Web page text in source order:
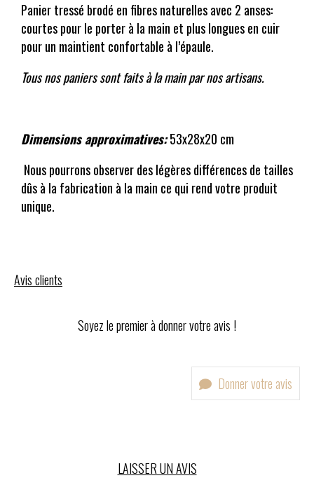
Panier tressé brodé en fibres naturelles avec 2 anses:
courtes pour le porter à la main et plus longues en cuir
pour un maintient confortable à l’épaule.
Tous nos paniers sont faits à la main par nos artisans.
Dimensions approximatives:53x28x20 cm
Nous pourrons observer des légères différences de tailles
dûs à la fabrication à la main ce qui rend votre produit
unique.
Avis clients
Soyez le premier à donner votre avis !
Donner votre avis
LAISSER UN AVIS